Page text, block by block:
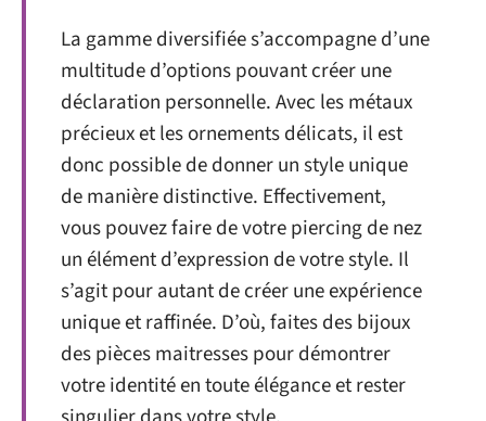
La gamme diversifiée s’accompagne d’une
multitude d’options pouvant créer une
déclaration personnelle. Avec les métaux
précieux et les ornements délicats, il est
donc possible de donner un style unique
de manière distinctive. Effectivement,
vous pouvez faire de votre piercing de nez
un élément d’expression de votre style. Il
s’agit pour autant de créer une expérience
unique et raffinée. D’où, faites des bijoux
des pièces maitresses pour démontrer
votre identité en toute élégance et rester